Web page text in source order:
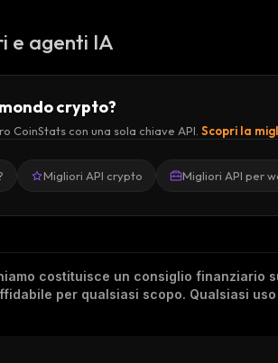
e agenti IA
crypto?
CoinStats con una sola chiave API. Scopri la
Migliori API crypto Migliori API per
costituisce un consiglio finanziario
per qualsiasi scopo. Qualsiasi